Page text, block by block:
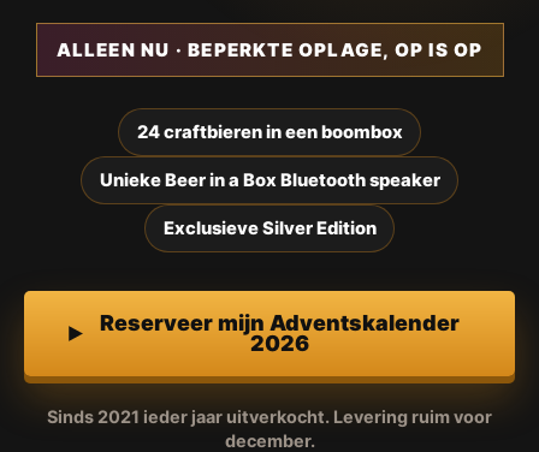
ALLEEN NU · BEPERKTE OPLAGE, OP IS OP
24 craftbieren in een boombox
Unieke Beer in a Box Bluetooth speaker
Exclusieve Silver Edition
Reserveer mijn Adventskalender
2026
Sinds 2021 ieder jaar uitverkocht. Levering ruim voor
december.